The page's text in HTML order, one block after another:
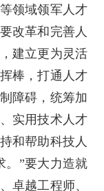
领域领军人才
改革和完善人
建立更为灵活
棒，打通人才
障碍，统筹加
实用技术人才
和帮助科技人
。”要大力造就
卓越工程师、